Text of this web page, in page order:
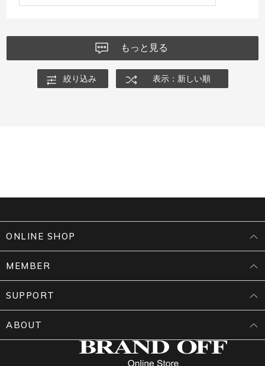
もっと見る
絞り込み 表示：新しい順
ONLINE SHOP
MEMBER
SUPPORT
ABOUT